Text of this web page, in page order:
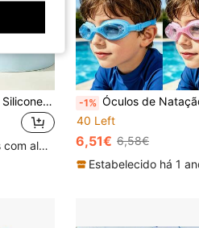
Touca de Natação em Silicone para Crianças - Touca de Natação Impermeável e Confortável com Design de Desenhos Animados, Touca de Natação Fofa em Forma de Dinossauro e Peixe - Adequada para Rapazes, Volta às Aulas
Clientes recorrentes com alta taxa de retorno
-1% Óculos de Natação Impermeáveis para Crianças. Óculos de Natação em Silicone Adequados para Todas as Idades. Design
40 Left
6,51€ 6,58€
Estabelecido há 1